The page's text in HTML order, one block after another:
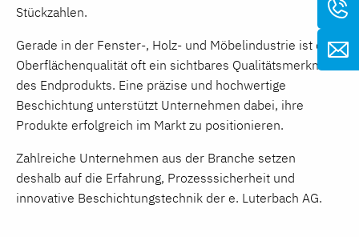
Stückzahlen.
Gerade in der Fenster-, Holz- und Möbelindustrie ist die
Oberflächenqualität oft ein sichtbares Qualitätsmerkmal
des Endprodukts. Eine präzise und hochwertige
Beschichtung unterstützt Unternehmen dabei, ihre
Produkte erfolgreich im Markt zu positionieren.
Zahlreiche Unternehmen aus der Branche setzen
deshalb auf die Erfahrung, Prozesssicherheit und
innovative Beschichtungstechnik der e. Luterbach AG.